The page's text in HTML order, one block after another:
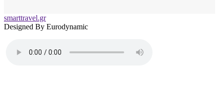
smarttravel.gr
Designed By Eurodynamic